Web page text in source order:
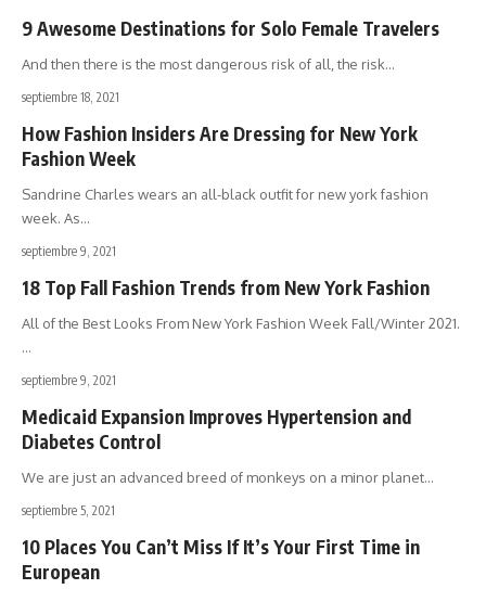
9 Awesome Destinations for Solo Female Travelers
And then there is the most dangerous risk of all, the risk…
septiembre 18, 2021
How Fashion Insiders Are Dressing for New York
Fashion Week
Sandrine Charles wears an all-black outfit for new york fashion
week. As…
septiembre 9, 2021
18 Top Fall Fashion Trends from New York Fashion
All of the Best Looks From New York Fashion Week Fall/Winter 2021.
…
septiembre 9, 2021
Medicaid Expansion Improves Hypertension and
Diabetes Control
We are just an advanced breed of monkeys on a minor planet…
septiembre 5, 2021
10 Places You Can’t Miss If It’s Your First Time in
European